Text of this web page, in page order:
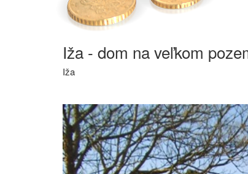
Iža - dom na veľkom
Iža